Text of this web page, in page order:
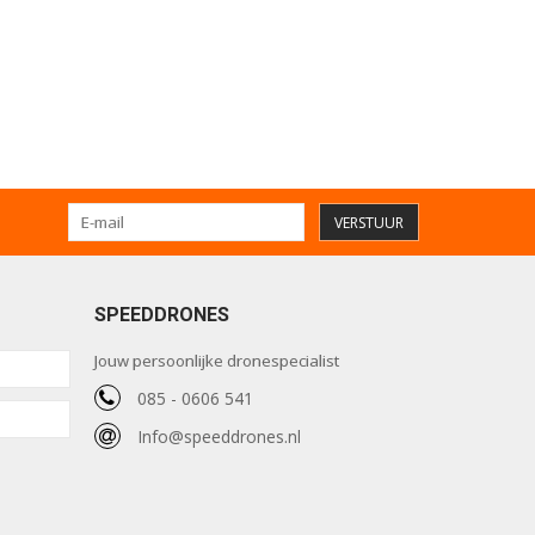
VERSTUUR
SPEEDDRONES
Jouw persoonlijke dronespecialist
085 - 0606 541
Info@speeddrones.nl